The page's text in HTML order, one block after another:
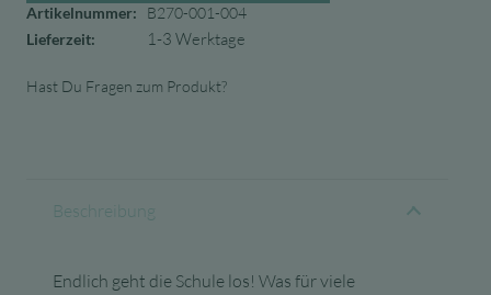
Artikelnummer:
B270-001-004
Lieferzeit:
1-3 Werktage
Hast Du Fragen zum Produkt?
Beschreibung
Endlich geht die Schule los! Was für viele